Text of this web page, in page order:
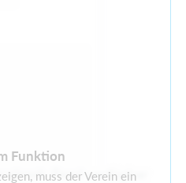
Funktion
muss der Verein ein
Feed verfügbar